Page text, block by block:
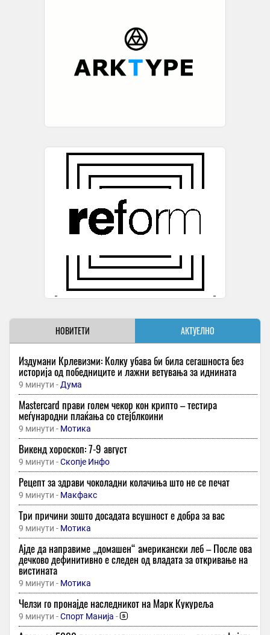
НОВИТЕТИ АКТУЕЛНО
Издумани Крлевизми: Колку убава би била сегашноста без
историја од победниците и лажни ветувања за иднината
9 минути - Дума
Mastercard прави голем чекор кон крипто – тестира
меѓународни плаќања со стејблкоини
9 минути - Мотика
Викенд хороскоп: 7-9 август
9 минути -Скопје Инфо
Рецепт за здрави чоколадни колачиња што не се печат
9 минути - Макфакс
Три причини зошто досадата всушност е добра за вас
9 минути - Мотика
Ајде да направиме „домашен“ американски леб – После ова
дечково дефинитивно е следен од владата за откривање на
вистината
9 минути - Мотика
Челзи го пронајде наследникот на Марк Кукуреља
9 минути -Спорт Манија -